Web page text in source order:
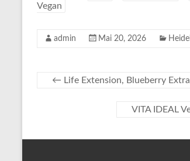
Vegan
admin Mai 20, 2026
← Life Extension, Blueberry
VITA IDEAL